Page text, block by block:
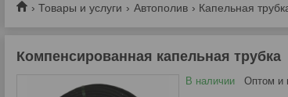
Товары и услуги Автополив Капельная
Компенсированная капельная трубка
В наличии Оптом и